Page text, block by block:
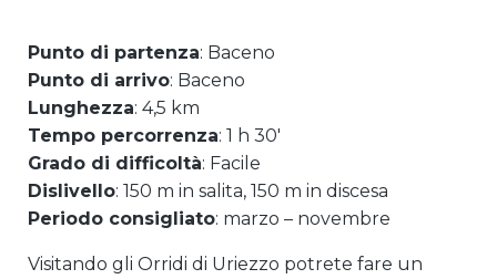
Punto di partenza: Baceno
Punto di arrivo: Baceno
Lunghezza: 4,5 km
Tempo percorrenza: 1 h 30′
Grado di difficoltà: Facile
Dislivello: 150 m in salita, 150 m in discesa
Periodo consigliato: marzo – novembre
Visitando gli Orridi di Uriezzo potrete fare un